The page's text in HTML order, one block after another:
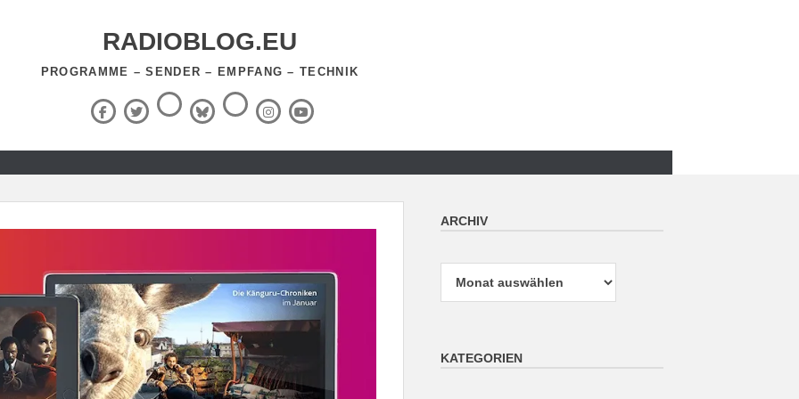
RADIOBLOG.EU
PROGRAMME – SENDER – EMPFANG – TECHNIK
Facebook
X
(Twitter)
ThreadsBlueSky
RSS-
Feed InstagramYouTube
ARCHIV
KATEGORIEN